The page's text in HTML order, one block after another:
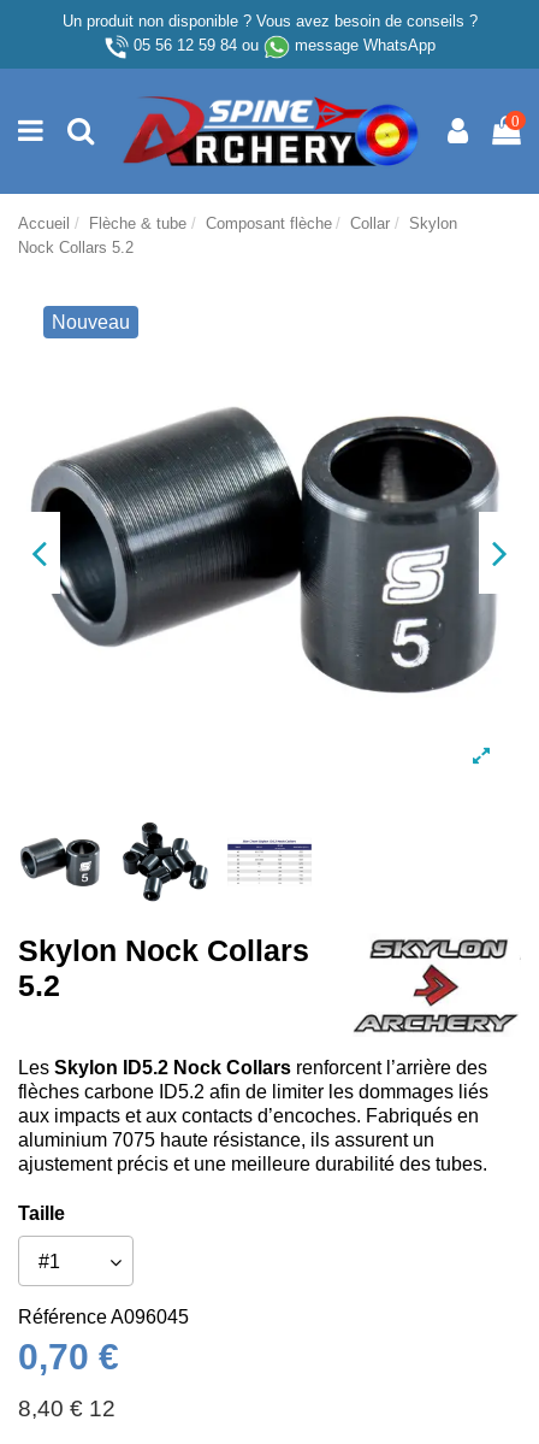
Un produit non disponible ? Vous avez besoin de conseils ?
05 56 12 59 84ou message WhatsApp
0
Accueil Flèche & tube Composant flèche Collar
Skylon
Nock Collars 5.2
Nouveau
Skylon Nock Collars
5.2
Les Skylon ID5.2 Nock Collars renforcent l’arrière des
flèches carbone ID5.2 afin de limiter les dommages liés
aux impacts et aux contacts d’encoches. Fabriqués en
aluminium 7075 haute résistance, ils assurent un
ajustement précis et une meilleure durabilité des tubes.
Taille
RéférenceA096045
0,70 €
8,40 € 12